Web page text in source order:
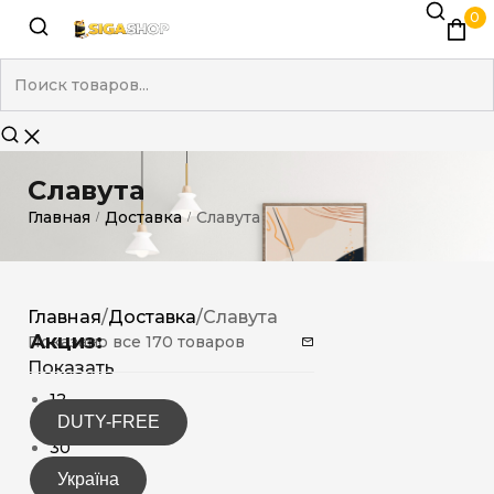
0
Славута
Главная / Доставка / Славута
Акциз:
DUTY-FREE
Україна
Главная/Доставка/Славута
Показано все 170 товаров
Показать
12
15
30